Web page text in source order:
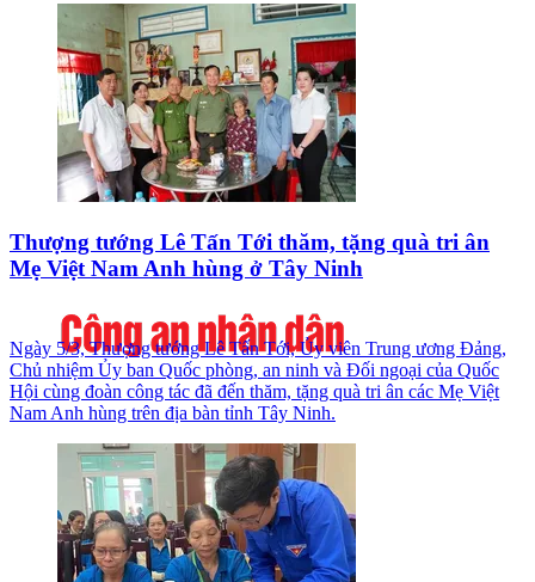
Thượng tướng Lê Tấn Tới thăm, tặng quà tri ân
Mẹ Việt Nam Anh hùng ở Tây Ninh
Ngày 5/3, Thượng tướng Lê Tấn Tới, Ủy viên Trung ương Đảng,
Chủ nhiệm Ủy ban Quốc phòng, an ninh và Đối ngoại của Quốc
Hội cùng đoàn công tác đã đến thăm, tặng quà tri ân các Mẹ Việt
Nam Anh hùng trên địa bàn tỉnh Tây Ninh.